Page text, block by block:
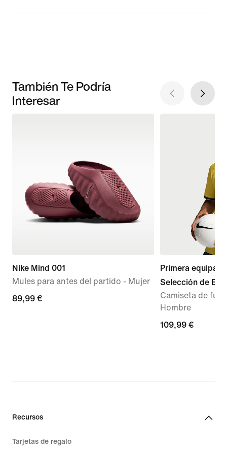
También Te Podría
Interesar
Nike Mind 001
Mules para antes del partido - Mujer
89,99 €
89,99 €
Primera
Selección de
Camiseta de
Hombre
109,99 €
109,99 €
Recursos
Tarjetas de regalo